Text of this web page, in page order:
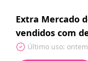
Extra Mercado
vendidos com
Último uso: ontem